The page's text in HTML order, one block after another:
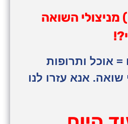
מניצולי השואה
אוכל ותרופות
שואה. אנא עזרו לנו